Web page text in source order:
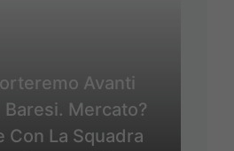
Avanti
Baresi. Mercato?
Con La Squadra